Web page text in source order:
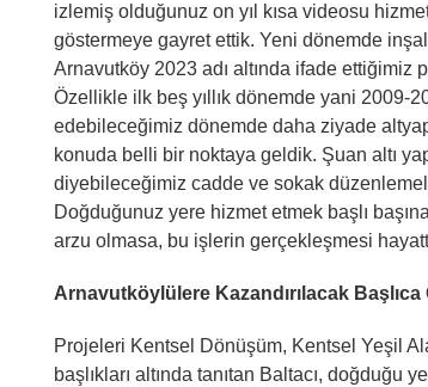
izlemiş olduğunuz on yıl kısa videosu
göstermeye gayret ettik. Yeni dönemde
Arnavutköy 2023 adı altında ifade
Özellikle ilk beş yıllık dönemde yani 2009-
edebileceğimiz dönemde daha ziyade
konuda belli bir noktaya geldik. Şuan altı
diyebileceğimiz cadde ve sokak
Doğduğunuz yere hizmet etmek başlı
arzu olmasa, bu işlerin gerçekleşmesi
Arnavutköylülere Kazandırılacak
Projeleri Kentsel Dönüşüm, Kentsel Yeşil
başlıkları altında tanıtan Baltacı,